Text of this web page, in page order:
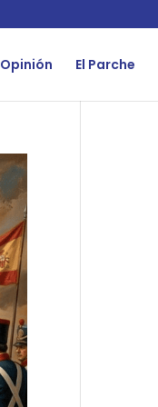
Opinión El Parche